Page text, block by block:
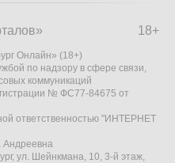
18+
Онлайн» (18+)
по надзору в сфере связи,
коммуникаций
№ ФС77-84675 от
ответственностью "ИНТЕРНЕТ
Андреевна
ул. Шейнкмана, 10, 3-й этаж,